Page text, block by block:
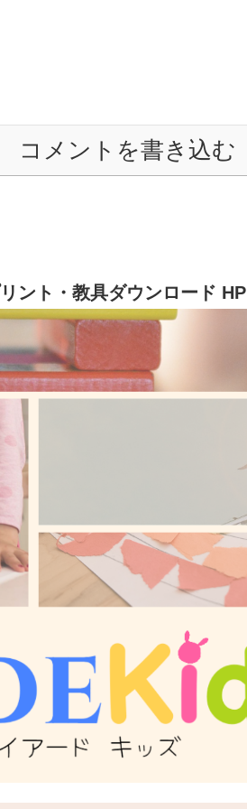
コメントを書き込む
ント・教具ダウンロード HP